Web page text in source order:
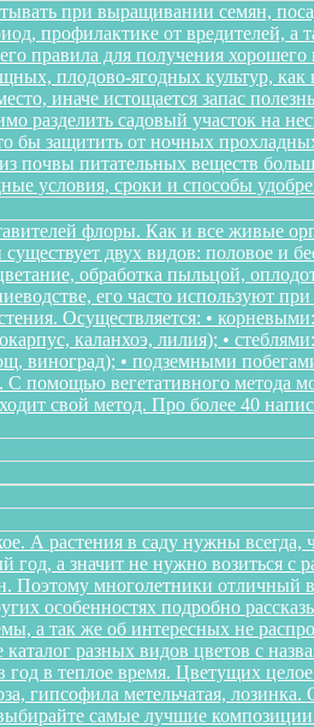
при выращивании семян,
профилактике от вредителей, а
правила для получения
плодово-ягодных культур,
иначе истощается запас
садовый участок на
бы защитить от ночных
почвы питательных веществ
условия, сроки и способы
флоры. Как и все живые
двух видов: половое и
обработка пыльцой,
его часто используют
Осуществляется: •
каланхоэ, лилия); •
виноград); • подземными
вегетативного метода
свой метод. Про более 40
А растения в саду нужны всегда,
а значит не нужно возиться с
Поэтому многолетники
особенностях подробно
так же об интересных не
разных видов цветов с
в теплое время. Цветущих
гипсофила метельчатая, лозинка.
самые лучшие